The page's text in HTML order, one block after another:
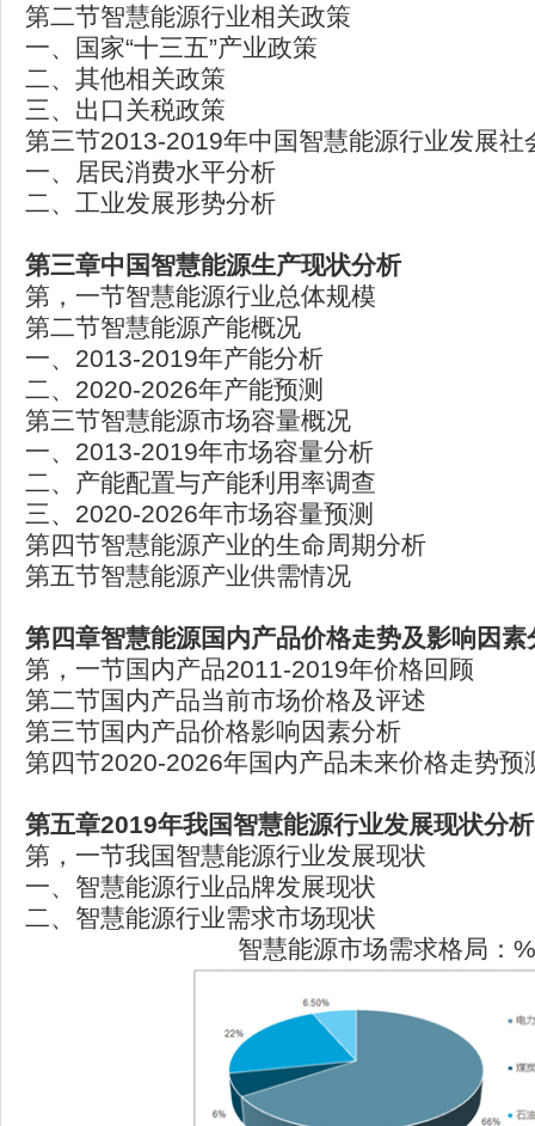
第二节智慧能源行业相关政策
一、国家“十三五”产业政策
二、其他相关政策
三、出口关税政策
第三节2013-2019年中国智慧能源行业发展社
一、居民消费水平分析
二、工业发展形势分析
第三章中国智慧能源生产现状分析
第，一节智慧能源行业总体规模
第二节智慧能源产能概况
一、2013-2019年产能分析
二、2020-2026年产能预测
第三节智慧能源市场容量概况
一、2013-2019年市场容量分析
二、产能配置与产能利用率调查
三、2020-2026年市场容量预测
第四节智慧能源产业的生命周期分析
第五节智慧能源产业供需情况
第四章智慧能源国内产品价格走势及影响因素
第，一节国内产品2011-2019年价格回顾
第二节国内产品当前市场价格及评述
第三节国内产品价格影响因素分析
第四节2020-2026年国内产品未来价格走势预
第五章2019年我国智慧能源行业发展现状分析
第，一节我国智慧能源行业发展现状
一、智慧能源行业品牌发展现状
二、智慧能源行业需求市场现状
智慧能源市场需求格局：%